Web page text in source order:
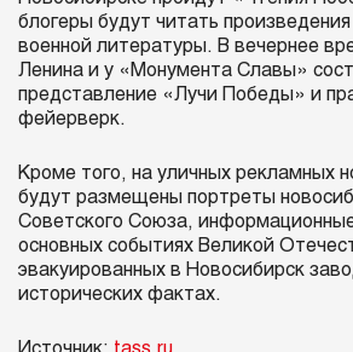
блогеры будут читать
военной литературы. В вечернее
Ленина и у «Монумента Славы»
представление «Лучи Победы» и
фейерверк.
Кроме того, на уличных рекламных
будут размещены портреты
Советского Союза,
основных событиях Великой
эвакуированных в Новосибирск
исторических фактах.